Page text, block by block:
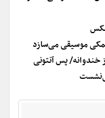
موسیقی می‌سازد
پس آنتونی